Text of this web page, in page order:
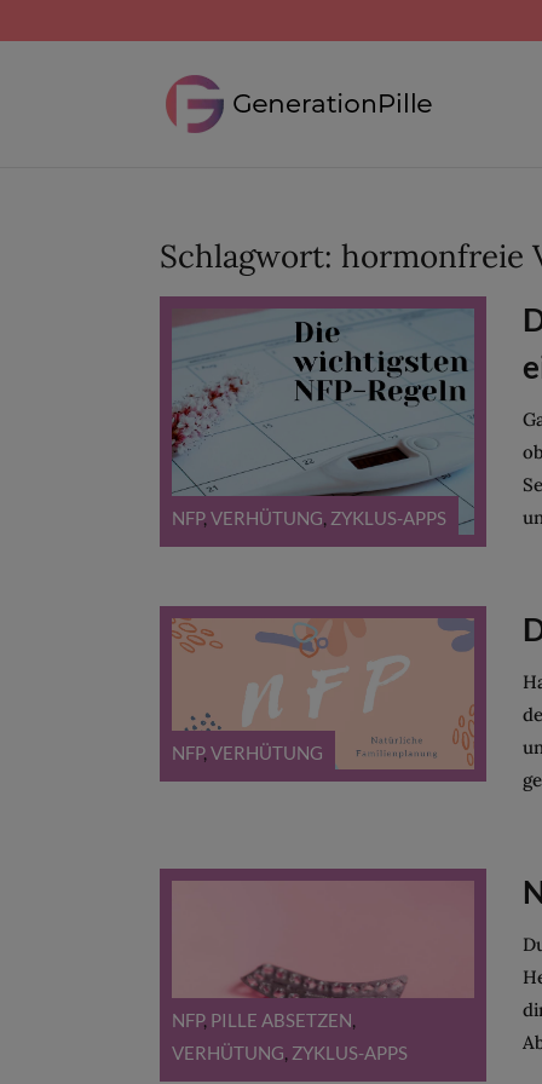
Schlagwort: hormonfreie
NFP, VERHÜTUNG, ZYKLUS-APPS
NFP, VERHÜTUNG
NFP, PILLE ABSETZEN,
VERHÜTUNG, ZYKLUS-APPS